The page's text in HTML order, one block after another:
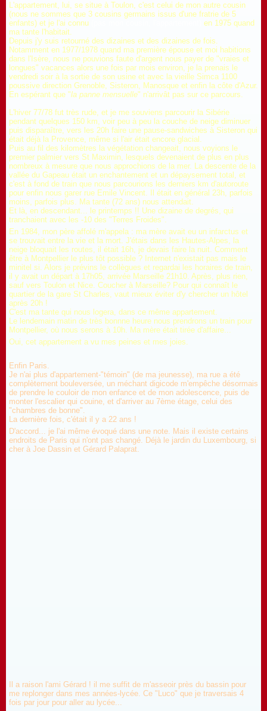
L'appartement, lui, se situe à Toulon, c'est celui de mon autre cousin
(nous ne sommes que 3 cousins germains issus d'une fratrie de 5
enfants) et je l'ai connu
en 1975 quand
ma tante l'habitait.
Depuis j'y suis retourné des dizaines et des dizaines de fois.
Notamment en 1977/1978 quand ma première épouse et moi habitions
dans l'Isère, nous ne pouvions faute d'argent nous payer de "vraies et
longues" vacances alors une fois par mois environ, je la prenais le
vendredi soir à la sortie de son usine et avec la vieille Simca 1100
poussive direction Grenoble, Sisteron, Manosque et enfin la côte d'Azur.
En espérant que "la panne mensuelle" n'arrivât pas sur ce parcours.
L'hiver 77/78 fut très rude, et je me souviens parcourir la Sibérie
pendant quelques 150 km, voir peu à peu la couche de neige diminuer
puis disparaître, vers les 20h faire une pause-sandwiches à Sisteron qui
était déjà la Provence, même si l'air était encore glacial.
Puis au fil des kilomètres la végétation changeait, nous voyions le
premier palmier vers St Maximin, lesquels devenaient de plus en plus
nombreux à mesure que nous approchions de la mer. La descente de la
vallée du Gapeau était un enchantement et un dépaysement total, et
c'est à fond de train que nous parcourions les derniers km d'autoroute
pour enfin nous garer rue Emile Vincent. Il était en général 23h, parfois
moins, parfois plus. Ma tante (72 ans) nous attendait.
Et là, en descendant... le printemps !! Une dizaine de degrés, qui
tranchaient avec les -10 des "Terres Froides".
En 1984, mon père affolé m'appela : ma mère avait eu un infarctus et
se trouvait entre la vie et la mort. J'étais dans les Hautes-Alpes, la
neige bloquait les routes, il était 16h, je devais faire la nuit. Comment
être à Montpellier le plus tôt possible ? Internet n'existait pas mais le
minitel si. Alors je prévins le collègues et regardai les horaires de train,
il y avait un départ à 17h05, arrivée Marseille 21h10. Après, plus rien,
sauf vers Toulon et Nice. Coucher à Marseille? Pour qui connaît le
quartier de la gare St Charles, vaut mieux éviter d'y chercher un hôtel
après 20h !
C'est ma tante qui nous logera, dans ce même appartement.
Le lendemain matin de très bonnne heure nous prendrons un train pour
Montpellier, où nous serons à 10h. Ma mère était tirée d'affaire...
Oui, cet appartement a vu mes peines et mes joies.
Enfin Paris.
Je n'ai plus d'appartement-"témoin" (de ma jeunesse), ma rue a été
complètement bouleversée, un méchant digicode m'empêche désormais
de prendre le couloir de mon enfance et de mon adolescence, puis de
monter l'escalier qui couine, et d'arriver au 7ème étage, celui des
"chambres de bonne".
La dernière fois, c'était il y a 22 ans !
D'accord... je l'ai même évoqué dans une note. Mais il existe certains
endroits de Paris qui n'ont pas changé. Déjà le jardin du Luxembourg, si
cher à Joe Dassin et Gérard Palaprat.
Il a raison l'ami Gérard ! il me suffit de m'asseoir près du bassin pour
me replonger dans mes années-lycée. Ce "Luco" que je traversais 4
fois par jour pour aller au lycée...